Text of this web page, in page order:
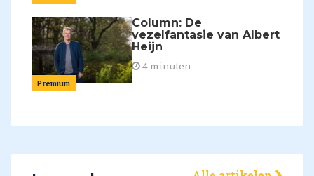
Premium
Column: De
vezelfantasie van Albert
Heijn
4 minuten